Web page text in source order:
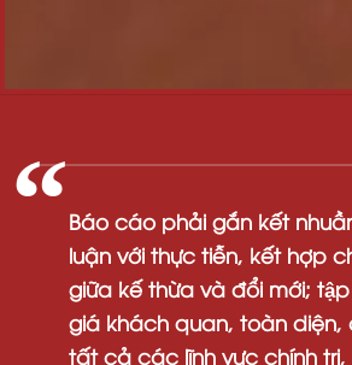
Báo cáo phải gắn kết
luận với thực tiễn, kết hợp
giữa kế thừa và đổi mới; tập
giá khách quan, toàn diện,
tất cả các lĩnh vực chính trị,